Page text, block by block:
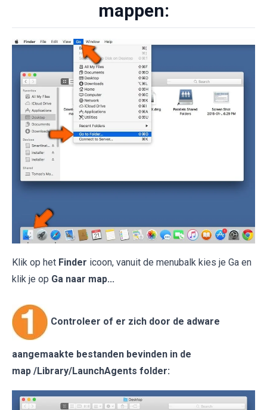
mappen:
Klik op het Finder icoon, vanuit de menubalk kies je Ga en
klik je op Ga naar map...
Controleer of er zich door de adware
aangemaakte bestanden bevinden in de
map /Library/LaunchAgents folder: